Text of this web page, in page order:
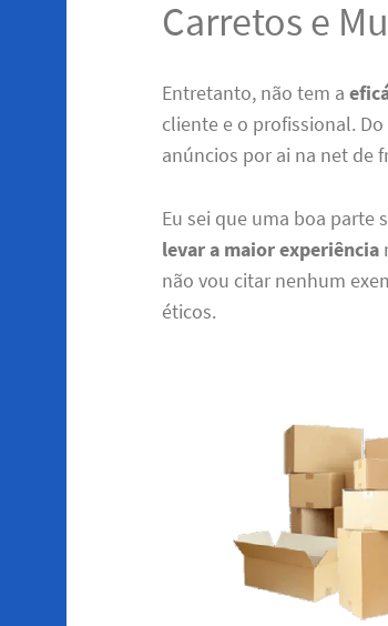
Carretos e
Entretanto, não tem a
cliente e o profissional.
anúncios por ai na net de
Eu sei que uma boa parte
levar a maior experiência
não vou citar nenhum
éticos.